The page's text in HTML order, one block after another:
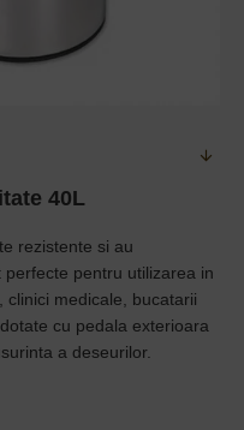
40L
rezistente si au
pentru utilizarea in
medicale, bucatarii
cu pedala exterioara
a deseurilor.